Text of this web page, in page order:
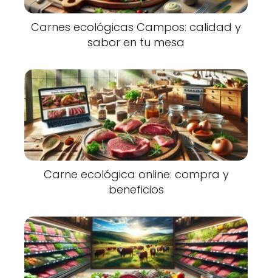
Carnes ecológicas Campos: calidad y
sabor en tu mesa
Carne ecológica online: compra y
beneficios